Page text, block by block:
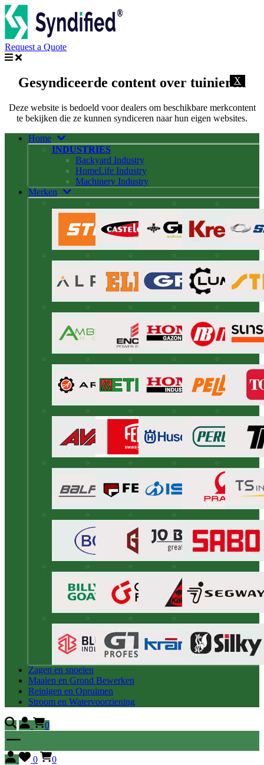
Request a Quote
X
Gesyndiceerde content over tuinieren
Deze website is bedoeld voor dealers om beschikbare merkcontent
te bekijken die ze kunnen syndiceren naar hun eigen websites.
Home
INDUSTRIES
Backyard Industry
HomeLife Industry
Machinery Industry
Merken
Zagen en snoeien
Maaien en Grond Bewerken
Reinigen en Opruimen
Stroom en Watervoorziening
0
0
0